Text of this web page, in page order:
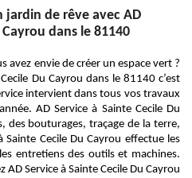
jardin de rêve avec AD
dans le 81140
avez envie de créer un espace vert ?
Du Cayrou dans le 81140 c’est
intervient dans tous vos travaux
AD Service à Sainte Cecile Du
des bouturages, traçage de la terre,
Sainte Cecile Du Cayrou effectue les
entretiens des outils et machines.
Service à Sainte Cecile Du Cayrou